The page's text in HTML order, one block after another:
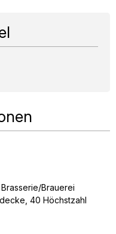
Brasserie/Brauerei
40 Höchstzahl